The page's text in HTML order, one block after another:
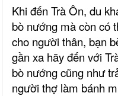
Khi đến Trà Ôn, du
bò nướng mà còn có
cho người thân, bạn
gần xa hãy đến với
bò nướng cũng như
người thợ làm bánh